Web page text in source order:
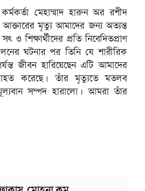
মেহাম্মাদ হারুন অর রশীদ
আক্তারের মৃত্যু আমাদের জন্য অত্যন্ত
ও শিক্ষার্থীদের প্রতি নিবেদিতপ্রাণ
ঘটনার পর তিনি যে শারীরিক
জীবন হারিয়েছেন এটি আমাদের
করেছে। তাঁর মৃত্যুতে মতলব
সম্পদ হারালো। আমরা তাঁর